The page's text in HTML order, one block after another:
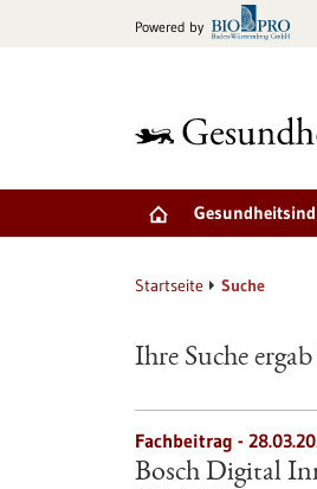
Powered by
Startseite Suche
Ihre Suche
Fachbeitrag -
Bosch Digital